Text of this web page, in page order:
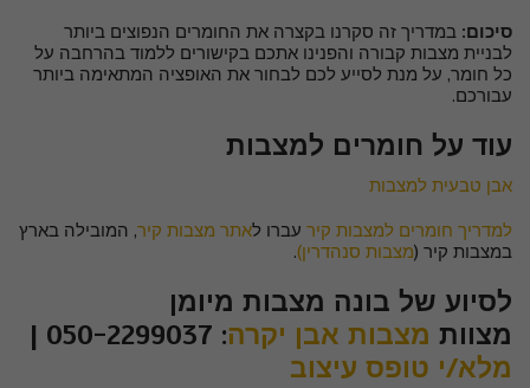
סיכום: במדריך זה סקרנו בקצרה את החומרים הנפוצים ביותר
לבניית מצבות קבורה והפנינו אתכם בקישורים ללמוד בהרחבה על
כל חומר, על מנת לסייע לכם לבחור את האופציה המתאימה ביותר
עבורכם.
עוד על חומרים למצבות
אבן טבעית למצבות
למדריך חומרים למצבות קיר עברו לאתר מצבות קיר, המובילה בארץ
במצבות קיר (מצבות סנהדרין).
לסיוע של בונה מצבות מיומן
מצוות מצבות אבן יקרה: 050-2299037 |
מלא/י טופס עיצוב